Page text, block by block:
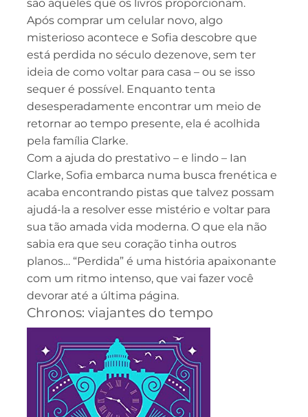
são aqueles que os livros proporcionam.
Após comprar um celular novo, algo
misterioso acontece e Sofia descobre que
está perdida no século dezenove, sem ter
ideia de como voltar para casa – ou se isso
sequer é possível. Enquanto tenta
desesperadamente encontrar um meio de
retornar ao tempo presente, ela é acolhida
pela família Clarke.
Com a ajuda do prestativo – e lindo – Ian
Clarke, Sofia embarca numa busca frenética e
acaba encontrando pistas que talvez possam
ajudá-la a resolver esse mistério e voltar para
sua tão amada vida moderna. O que ela não
sabia era que seu coração tinha outros
planos… “Perdida” é uma história apaixonante
com um ritmo intenso, que vai fazer você
devorar até a última página.
Chronos: viajantes do tempo